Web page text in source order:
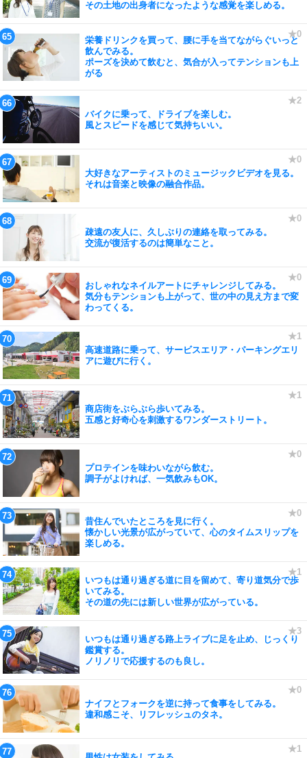
その土地の出身者になったような感覚を楽しめる。
栄養ドリンクを買って、腰に手を当てながらぐいっと
飲んでみる。
ポーズを決めて飲むと、気合が入ってテンションも上
がる
バイクに乗って、ドライブを楽しむ。
風とスピードを感じて気持ちいい。
大好きなアーティストのミュージックビデオを見る。
それは音楽と映像の融合作品。
疎遠の友人に、久しぶりの連絡を取ってみる。
交流が復活するのは簡単なこと。
おしゃれなネイルアートにチャレンジしてみる。
気分もテンションも上がって、世の中の見え方まで変
わってくる。
高速道路に乗って、サービスエリア・パーキングエリ
アに遊びに行く。
商店街をぶらぶら歩いてみる。
五感と好奇心を刺激するワンダーストリート。
プロテインを味わいながら飲む。
調子がよければ、一気飲みもOK。
昔住んでいたところを見に行く。
懐かしい光景が広がっていて、心のタイムスリップを
楽しめる。
いつもは通り過ぎる道に目を留めて、寄り道気分で歩
いてみる。
その道の先には新しい世界が広がっている。
いつもは通り過ぎる路上ライブに足を止め、じっくり
鑑賞する。
ノリノリで応援するのも良し。
ナイフとフォークを逆に持って食事をしてみる。
違和感こそ、リフレッシュのタネ。